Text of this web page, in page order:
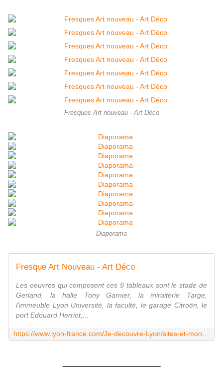
Fresques Art nouveau - Art Déco
Diaporama
Fresque Art Nouveau - Art Déco
Les oeuvres qui composent ces 9 tableaux sont le stade de
Gerland, la halle Tony Garnier, la miroiterie Targe,
l'immeuble Lyon Université, la faculté, le garage Citroën, le
port Edouard Herriot,...